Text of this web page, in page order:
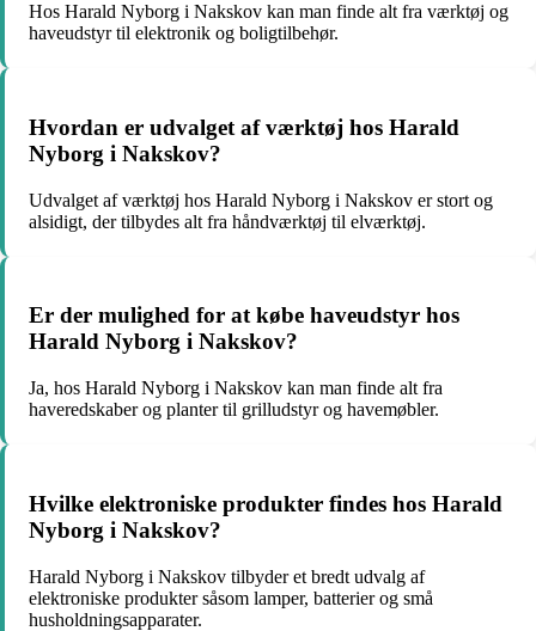
Hos Harald Nyborg i Nakskov kan man finde alt fra værktøj og
haveudstyr til elektronik og boligtilbehør.
Hvordan er udvalget af værktøj hos Harald
Nyborg i Nakskov?
Udvalget af værktøj hos Harald Nyborg i Nakskov er stort og
alsidigt, der tilbydes alt fra håndværktøj til elværktøj.
Er der mulighed for at købe haveudstyr hos
Harald Nyborg i Nakskov?
Ja, hos Harald Nyborg i Nakskov kan man finde alt fra
haveredskaber og planter til grilludstyr og havemøbler.
Hvilke elektroniske produkter findes hos Harald
Nyborg i Nakskov?
Harald Nyborg i Nakskov tilbyder et bredt udvalg af
elektroniske produkter såsom lamper, batterier og små
husholdningsapparater.